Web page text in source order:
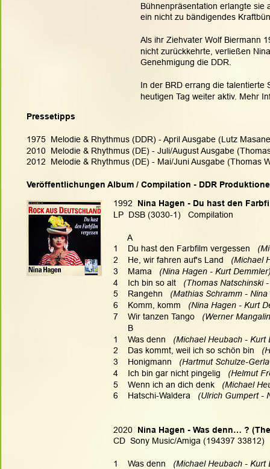
Bühnenpräsentation erlangte sie
ein nicht zu bändigendes
Als ihr Ziehvater Wolf Biermann
nicht zurückkehrte, verließen
Genehmigung die DDR.
In der BRD errang die
heutigen Tag weiter aktiv. Mehr
Pressetipps
1975  Melodie & Rhythmus (DDR) - April Ausgabe (Lutz
2010  Melodie & Rhythmus (DE) - Juli/August Ausgabe
2012  Melodie & Rhythmus (DE) - Mai/Juni Ausgabe (Thomas
Veröffentlichungen Album / Compilation - DDR
1992 Nina Hagen - Du hast den
LP  DSB (3030-1)   Compilation
      A
1    Du hast den Farbfilm vergessen
2    He, wir fahren auf's Land
(Michael
3    Mama
(Nina Hagen - Kurt
4    Ich bin so alt
(Thomas Natschinski
5    Rangehn
(Mathias Schramm - Nina
6    Komm, komm
(Nina Hagen - Kurt
7    Wir tanzen Tango
(Werner
      B
1    Was denn
(Michael Heubach -
2    Das kommt, weil ich so schön bin
3    Honigmann
(Hartmut Schulze-
4    Ich bin gar nicht pingelig
(Helmut
5    Wenn ich an dich denk
(Michael
6    Hatschi-Waldera
(Ulrich Gumpert -
2020 Nina Hagen - Was denn… ?
CD  Sony Music/Amiga (194397 33812)
1    Was denn
(Michael Heubach -